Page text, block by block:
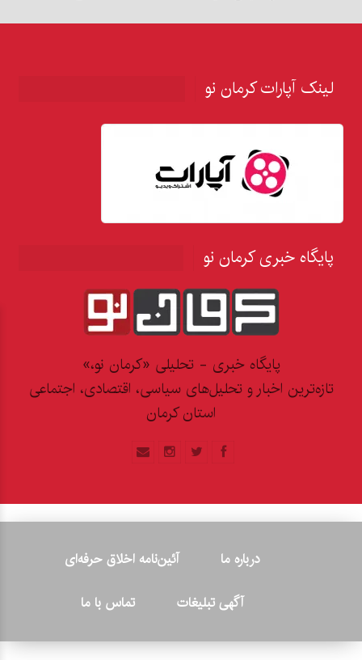
لینک آپارات کرمان نو
پایگاه خبری کرمان نو
پایگاه خبری - تحلیلی «کرمان نو،»
تازه‌ترین اخبار و تحلیل‌های سیاسی، اقتصادی، اجتماعی
استان کرمان
درباره ما
آئین‌نامه اخلاق حرفه‌ای
آگهی تبلیغات
تماس با ما